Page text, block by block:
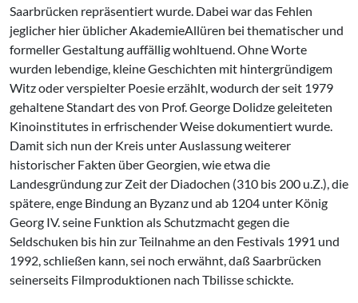
Saarbrücken repräsentiert wurde. Dabei war das Fehlen
jeglicher hier üblicher AkademieAllüren bei thematischer und
formeller Gestaltung auffällig wohltuend. Ohne Worte
wurden lebendige, kleine Geschichten mit hintergründigem
Witz oder verspielter Poesie erzählt, wodurch der seit 1979
gehaltene Standart des von Prof. George Dolidze geleiteten
Kinoinstitutes in erfrischender Weise dokumentiert wurde.
Damit sich nun der Kreis unter Auslassung weiterer
historischer Fakten über Georgien, wie etwa die
Landesgründung zur Zeit der Diadochen (310 bis 200 u.Z.), die
spätere, enge Bindung an Byzanz und ab 1204 unter König
Georg IV. seine Funktion als Schutzmacht gegen die
Seldschuken bis hin zur Teilnahme an den Festivals 1991 und
1992, schließen kann, sei noch erwähnt, daß Saarbrücken
seinerseits Filmproduktionen nach Tbilisse schickte.